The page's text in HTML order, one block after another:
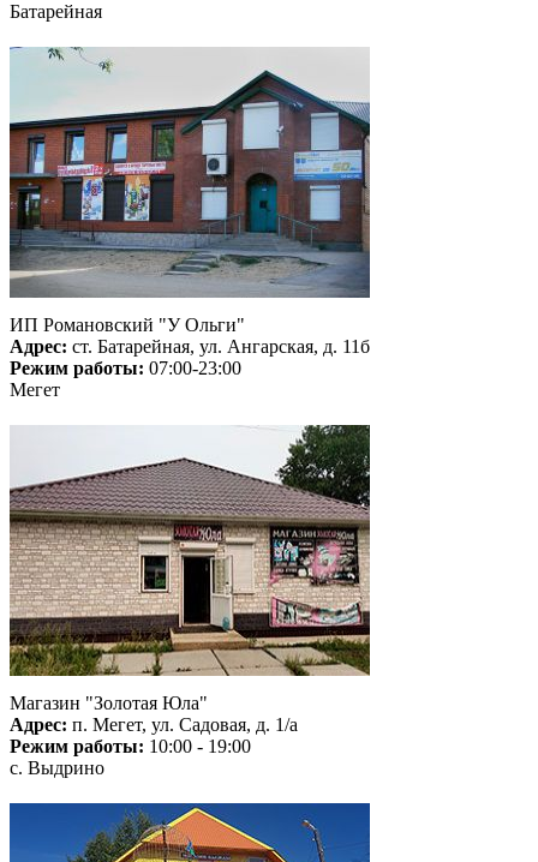
Батарейная
ИП Романовский "У Ольги"
Адрес: ст. Батарейная, ул. Ангарская, д. 11б
Режим работы: 07:00-23:00
Мегет
Магазин "Золотая Юла"
Адрес: п. Мегет, ул. Садовая, д. 1/а
Режим работы: 10:00 - 19:00
с. Выдрино